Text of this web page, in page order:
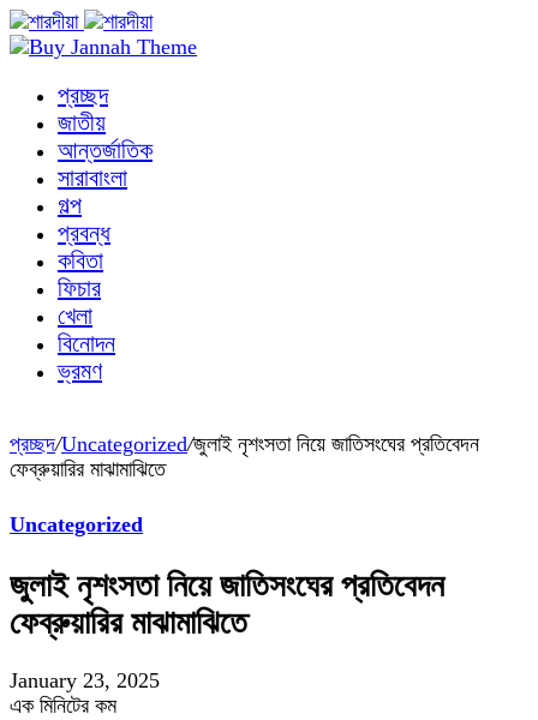
প্রচ্ছদ
জাতীয়
আন্তর্জাতিক
সারাবাংলা
গল্প
প্রবন্ধ
কবিতা
ফিচার
খেলা
বিনোদন
ভ্রমণ
প্রচ্ছদ/Uncategorized/জুলাই নৃশংসতা নিয়ে জাতিসংঘের প্রতিবেদন
ফেব্রুয়ারির মাঝামাঝিতে
Uncategorized
জুলাই নৃশংসতা নিয়ে জাতিসংঘের প্রতিবেদন
ফেব্রুয়ারির মাঝামাঝিতে
January 23, 2025
এক মিনিটের কম